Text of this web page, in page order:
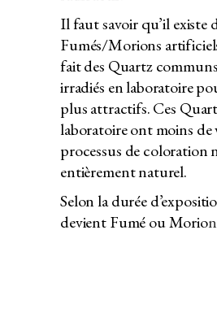
Il faut savoir qu’il existe
Fumés/Morions
fait des Quartz
irradiés en laboratoire
plus attractifs. Ces
laboratoire ont moins de
processus de coloration
entièrement naturel.
Selon la durée
devient Fumé ou Morio